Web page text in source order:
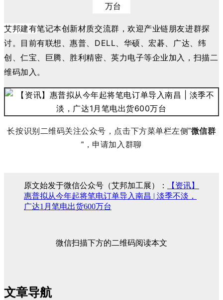
艾邦建有笔记本创新材质交流群，欢迎产业链朋友进群探
讨。目前有联想、惠普、DELL、华硕、宏碁、广达、纬
创、仁宝、巨腾、 胜利精密、英力电子等企业加入，扫描二
维码加入。
长按识别二维码关注公众号，点击下方菜单栏左侧”微信群
“，申请加入群聊
原文始发于微信公众号（艾邦加工展）：
【资讯】
惠普拟从今年起将笔电订单导入南昌 | 淡季不淡，
广达1月笔电出货600万台
微信扫描下方的二维码阅读本文
文章导航